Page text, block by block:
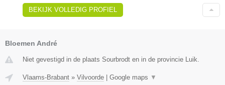
BEKIJK VOLLEDIG PROFIEL
Bloemen André
Niet gevestigd in de plaats Sourbrodt en in de provincie Luik.
Vlaams-Brabant » Vilvoorde | Google maps ▼